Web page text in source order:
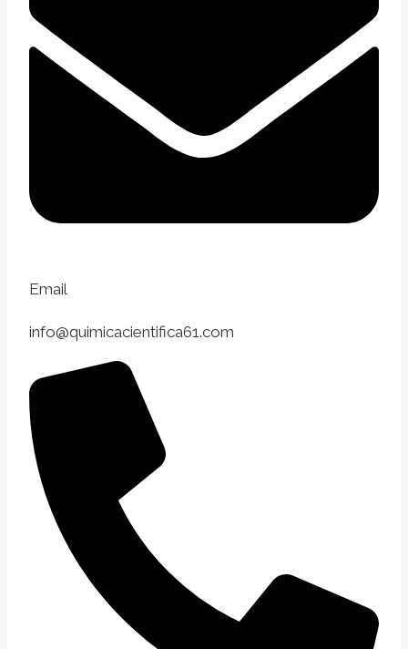
Email
info@quimicacientifica61.com